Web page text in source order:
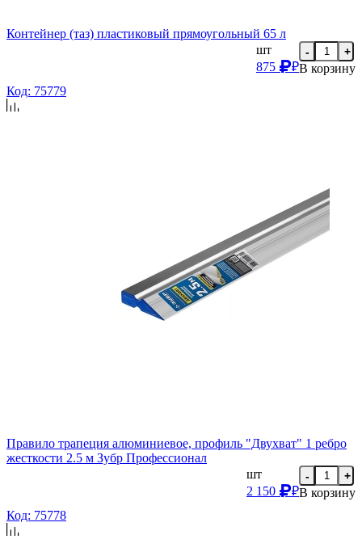
Контейнер (таз) пластиковый прямоугольный 65 л
шт
875
₽
- +
В корзину
Код: 75779
Правило трапеция алюминиевое, профиль "Двухват" 1 ребро
жесткости 2.5 м Зубр Профессионал
шт
2 150
₽
- +
В корзину
Код: 75778